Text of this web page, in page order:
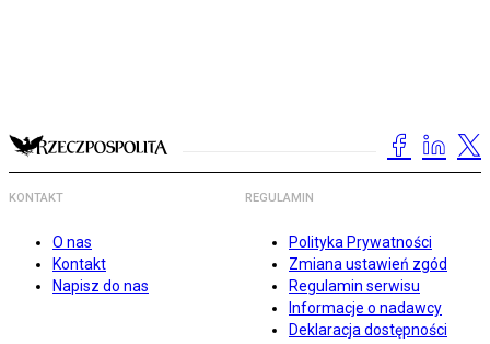
KONTAKT
O nas
Kontakt
Napisz do nas
REGULAMIN
Polityka Prywatności
Zmiana ustawień zgód
Regulamin serwisu
Informacje o nadawcy
Deklaracja dostępności